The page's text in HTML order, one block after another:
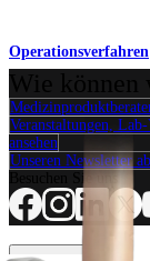
Operationsverfahren
Veranstaltungen,
ansehen
Unseren Newsletter
Besuchen Sie uns